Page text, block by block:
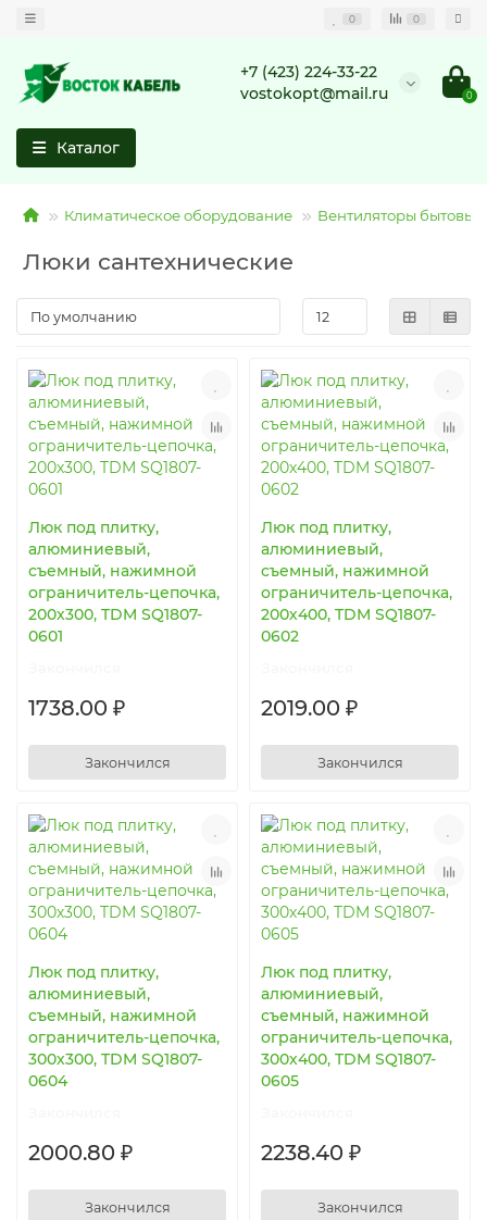
0 0
+7 (423) 224-33-22
vostokopt@mail.ru
0
Каталог
Климатическое оборудование Вентиляторы
Люки сантехнические
Люк под плитку,
алюминиевый,
съемный, нажимной
ограничитель-цепочка,
200х300, TDM SQ1807-
0601
1738.00 ₽
Закончился
Люк под плитку,
алюминиевый,
съемный, нажимной
ограничитель-цепочка,
200х400, TDM SQ1807-
0602
2019.00 ₽
Закончился
Люк под плитку,
алюминиевый,
съемный, нажимной
ограничитель-цепочка,
300х300, TDM SQ1807-
0604
2000.80 ₽
Закончился
Люк под плитку,
алюминиевый,
съемный, нажимной
ограничитель-цепочка,
300х400, TDM SQ1807-
0605
2238.40 ₽
Закончился